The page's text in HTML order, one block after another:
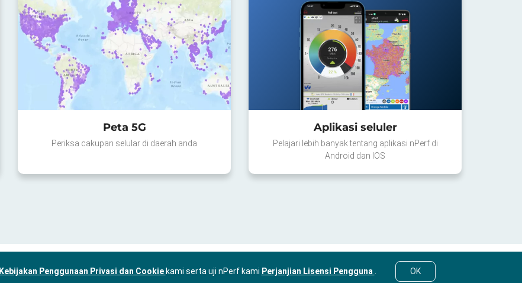
Peta 5G
Periksa cakupan selular di daerah anda
Aplikasi seluler
Pelajari lebih banyak tentang aplikasi nPerf di
Android dan IOS
Kebijakan Penggunaan Privasi dan Cookie kami serta uji nPerf kami Perjanjian Lisensi Pengguna OK